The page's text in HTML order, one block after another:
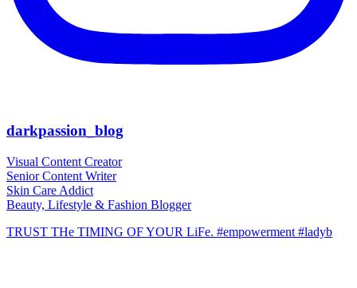
darkpassion_blog
Visual Content Creator
Senior Content Writer
Skin Care Addict
Beauty, Lifestyle & Fashion Blogger
TRUST THe TIMING OF YOUR LiFe. #empowerment #ladyb